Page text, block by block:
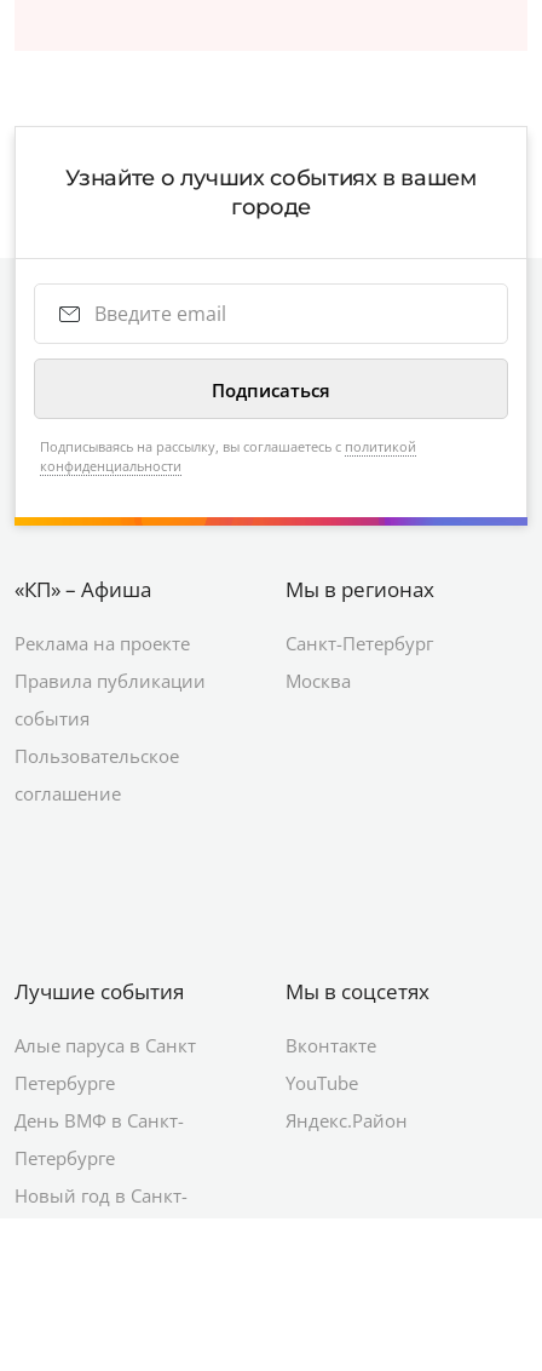
Узнайте о лучших событиях в вашем
городе
Подписываясь на рассылку, вы соглашаетесь с политикой
конфиденциальности
«КП» – Афиша
Реклама на проекте
Правила публикации
события
Пользовательское
соглашение
Мы в регионах
Санкт-Петербург
Москва
Лучшие события
Алые паруса в Санкт
Петербурге
День ВМФ в Санкт-
Петербурге
Новый год в Санкт-
Мы в соцсетях
Вконтакте
YouTube
Яндекс.Район